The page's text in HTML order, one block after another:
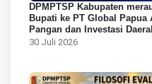
DPMPTSP Kabupaten
Bupati ke PT Global Papua
Pangan dan Investasi
30 Juli 2026